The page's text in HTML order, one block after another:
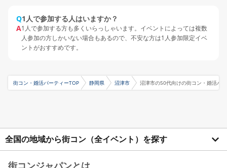
Q1人で参加する人はいますか？
A1人で参加する方も多くいらっしゃいます。イベントによっては複数
人参加の方しかいない場合もあるので、不安な方は1人参加限定イベ
ントがおすすめです。
街コン・婚活パーティーTOP 静岡県 沼津市 沼津市の50代向けの街コン・婚活パ
全国の地域から街コン（全イベント）を探す
街コンジャパンとは